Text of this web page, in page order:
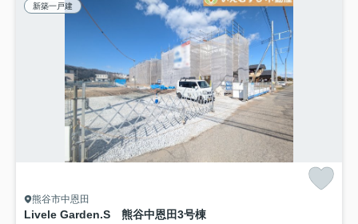
新築一戸建
熊谷市中恩田
Livele Garden.S 熊谷中恩田3号棟